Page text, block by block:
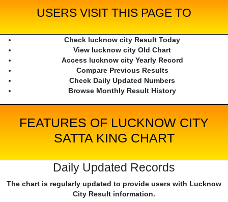
USERS VISIT THIS PAGE TO
Check lucknow city Result Today
View lucknow city Old Chart
Access lucknow city Yearly Record
Compare Previous Results
Check Daily Updated Numbers
Browse Monthly Result History
FEATURES OF LUCKNOW CITY
SATTA KING CHART
Daily Updated Records
The chart is regularly updated to provide users with Lucknow
City Result information.